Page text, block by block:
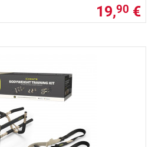
19,90 €